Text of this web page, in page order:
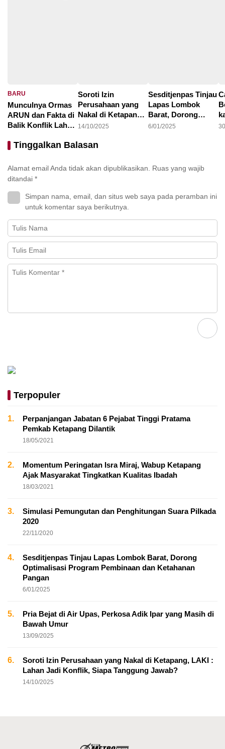
BARU
Munculnya Ormas
ARUN dan Fakta di
Balik Konflik Lahan
Soroti Izin
Perusahaan yang
Nakal di Ketapang,
LAKI : Lahan Jadi
Tanggung Jawab?
14/10/2025
Sesditjenpas Tinjau
Lapas Lombok
Barat, Dorong
Optimalisasi
6/01/2025
Tinggalkan Balasan
Alamat email Anda tidak akan dipublikasikan.
Ruas yang wajib
ditandai *
Simpan nama, email, dan situs web saya pada peramban ini
untuk komentar saya berikutnya.
Terpopuler
1.
Perpanjangan Jabatan 6 Pejabat Tinggi Pratama
Pemkab Ketapang Dilantik
18/05/2021
2.
Momentum Peringatan Isra Miraj, Wabup Ketapang
Ajak Masyarakat Tingkatkan Kualitas Ibadah
18/03/2021
3.
Simulasi Pemungutan dan Penghitungan Suara Pilkada
2020
22/11/2020
4.
Sesditjenpas Tinjau Lapas Lombok Barat, Dorong
Optimalisasi Program Pembinaan dan Ketahanan
Pangan
6/01/2025
5.
Pria Bejat di Air Upas, Perkosa Adik Ipar yang Masih di
Bawah Umur
13/09/2025
6.
Soroti Izin Perusahaan yang Nakal di Ketapang, LAKI :
Lahan Jadi Konflik, Siapa Tanggung Jawab?
14/10/2025